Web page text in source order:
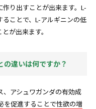
り出すことが出来ます。L-
ことで、L-アルギニンの低
が出来ます。
違いは何ですか？
、アシュワガンダの有効成
を促進することで性欲の増